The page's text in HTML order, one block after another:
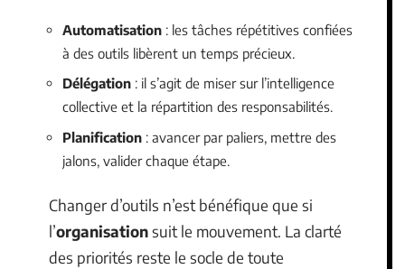
Automatisation : les tâches répétitives confiées
à des outils libèrent un temps précieux.
Délégation : il s’agit de miser sur l’intelligence
collective et la répartition des responsabilités.
Planification : avancer par paliers, mettre des
jalons, valider chaque étape.
Changer d’outils n’est bénéfique que si
l’organisationsuit le mouvement. La clarté
des priorités reste le socle de toute